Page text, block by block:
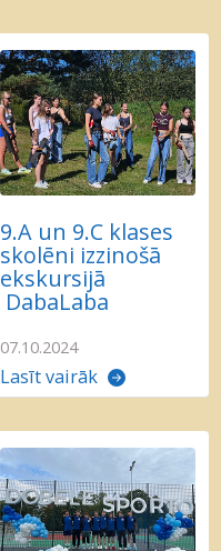
9.A un 9.C klases
skolēni izzinošā
ekskursijā
DabaLaba
07.10.2024
Lasīt vairāk